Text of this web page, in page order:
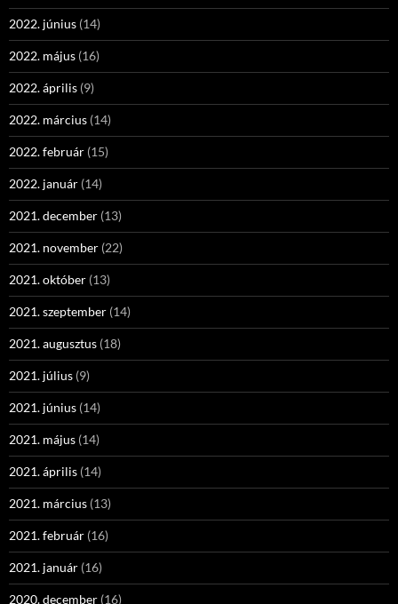
2022. június (14)
2022. május (16)
2022. április (9)
2022. március (14)
2022. február (15)
2022. január (14)
2021. december (13)
2021. november (22)
2021. október (13)
2021. szeptember (14)
2021. augusztus (18)
2021. július (9)
2021. június (14)
2021. május (14)
2021. április (14)
2021. március (13)
2021. február (16)
2021. január (16)
2020. december (16)